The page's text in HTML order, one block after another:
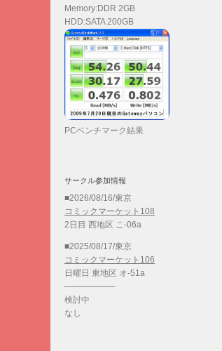
Memory:DDR 2GB
HDD:SATA 200GB
PCベンチマーク結果
サークル参加情報
■2026/08/16/東京
コミックマーケット108
2日目 西地区 こ-06a
■2025/08/17/東京
コミックマーケット106
日曜日 東地区 オ-51a
——————
検討中
なし